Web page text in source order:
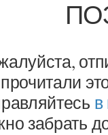
в
забрать